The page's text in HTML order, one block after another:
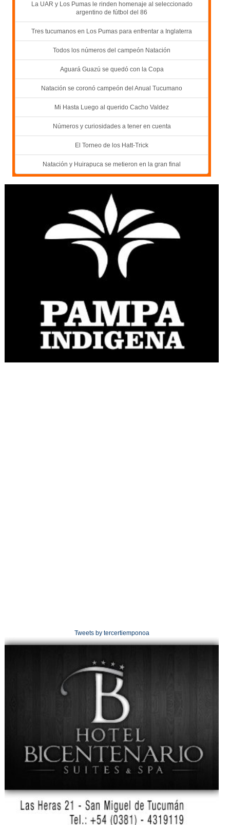
La UAR y Los Pumas le rinden homenaje al seleccionado
argentino de fútbol del 86
Tres tucumanos en Los Pumas para enfrentar a Inglaterra
Todos los números del campeón Natación
Aguará Guazú se quedó con la Copa
Natación se coronó campeón del Anual Tucumano
Mi Hasta Luego al querido Cacho Valdez
Números y curiosidades a tener en cuenta
El Torneo de los Hatt-Trick
Natación y Huirapuca se metieron en la gran final
Tweets by tercertiemponoa